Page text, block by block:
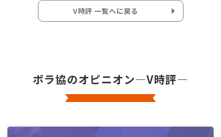
V時評 一覧へに戻る
ボラ協のオピニオン―V時評―